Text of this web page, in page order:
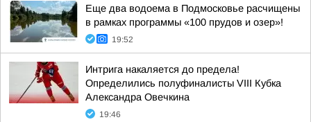
Еще два водоема в Подмосковье расчищены
в рамках программы «100 прудов и озер»!
19:52
Интрига накаляется до предела!
Определились полуфиналисты VIII Кубка
Александра Овечкина
19:46